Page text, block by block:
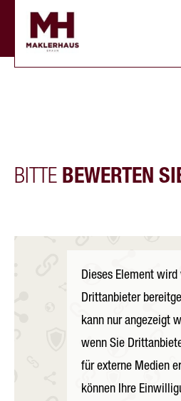
BITTE BEWERTEN
Dieses Element wird
Drittanbieter
kann nur angezeigt
wenn Sie
für externe Medien
können Ihre